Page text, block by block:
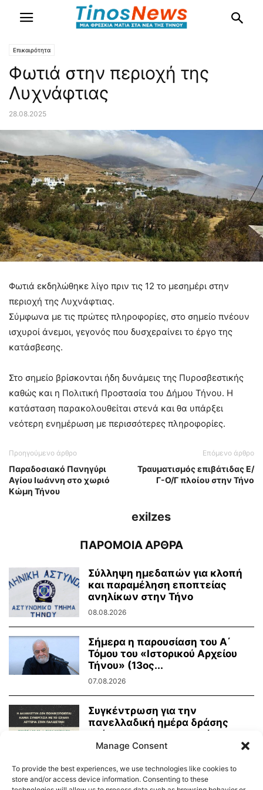
Επικαιρότητα
Φωτιά στην περιοχή της
Λυχνάφτιας
28.08.2025
Φωτιά εκδηλώθηκε λίγο πριν τις 12 το μεσημέρι στην
περιοχή της Λυχνάφτιας.
Σύμφωνα με τις πρώτες πληροφορίες, στο σημείο πνέουν
ισχυροί άνεμοι, γεγονός που δυσχεραίνει το έργο της
κατάσβεσης.
Στο σημείο βρίσκονται ήδη δυνάμεις της Πυροσβεστικής
καθώς και η Πολιτική Προστασία του Δήμου Τήνου. Η
κατάσταση παρακολουθείται στενά και θα υπάρξει
νεότερη ενημέρωση με περισσότερες πληροφορίες.
Προηγούμενο άρθρο
Παραδοσιακό Πανηγύρι
Αγίου Ιωάννη στο χωριό
Κώμη Τήνου
Επόμενο άρθρο
Τραυματισμός επιβάτιδας Ε/
Γ-Ο/Γ πλοίου στην Τήνο
exilzes
ΠΑΡΟΜΟΙΑ ΑΡΘΡΑ
Σύλληψη ημεδαπών για κλοπή
και παραμέληση εποπτείας
ανηλίκων στην Τήνο
08.08.2026
Σήμερα η παρουσίαση του Α΄
Τόμου του «Ιστορικού Αρχείου
Τήνου» (13ος...
07.08.2026
Συγκέντρωση για την
πανελλαδική ημέρα δράσης
ενάντια στην γενοκτονία στην
Παλαιστίνη
Manage Consent
To provide the best experiences, we use technologies like cookies to
store and/or access device information. Consenting to these